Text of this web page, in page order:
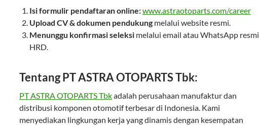
Isi formulir pendaftaran online:www.astraotoparts.com/career
Upload CV & dokumen pendukung melalui website resmi.
Menunggu konfirmasi seleksi melalui email atau WhatsApp resmi
HRD.
Tentang PT ASTRA OTOPARTS Tbk:
PT ASTRA OTOPARTS Tbkadalah perusahaan manufaktur dan
distribusi komponen otomotif terbesar di Indonesia. Kami
menyediakan lingkungan kerja yang dinamis dengan kesempatan